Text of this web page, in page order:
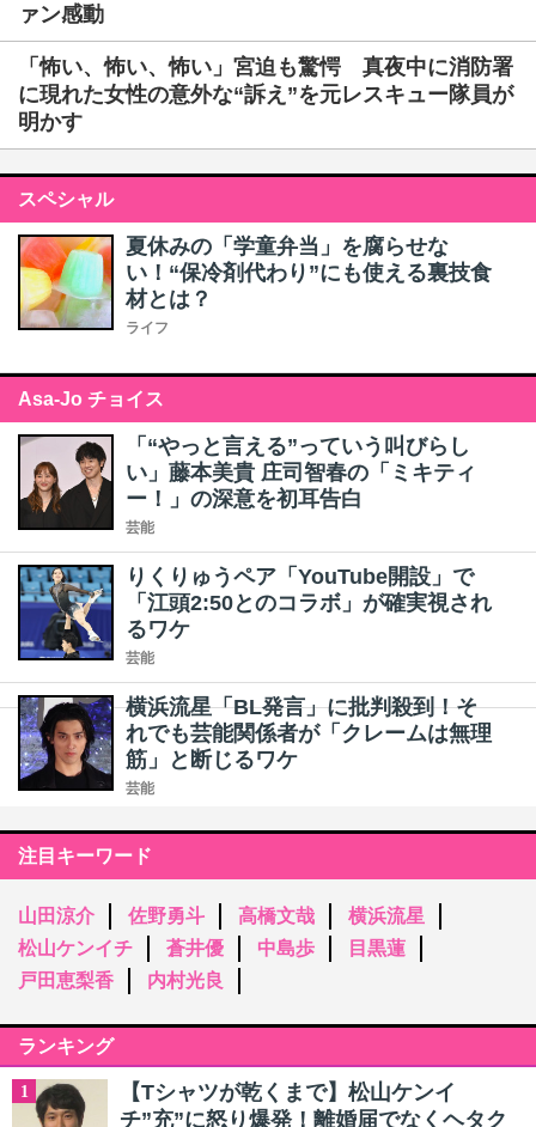
ァン感動
「怖い、怖い、怖い」宮迫も驚愕 真夜中に消防署
に現れた女性の意外な“訴え”を元レスキュー隊員が
明かす
スペシャル
夏休みの「学童弁当」を腐らせな
い！“保冷剤代わり”にも使える裏技食
材とは？
ライフ
Asa-Jo チョイス
「“やっと言える”っていう叫びらし
い」藤本美貴 庄司智春の「ミキティ
ー！」の深意を初耳告白
芸能
りくりゅうペア「YouTube開設」で
「江頭2:50とのコラボ」が確実視され
るワケ
芸能
横浜流星「BL発言」に批判殺到！そ
れでも芸能関係者が「クレームは無理
筋」と断じるワケ
芸能
注目キーワード
山田涼介 佐野勇斗 高橋文哉
横浜流星
松山ケンイチ
蒼井優 中島歩
目黒蓮
戸田恵梨香
内村光良
ランキング
1
【Tシャツが乾くまで】松山ケンイ
チ”充”に怒り爆発！離婚届でなくヘタク